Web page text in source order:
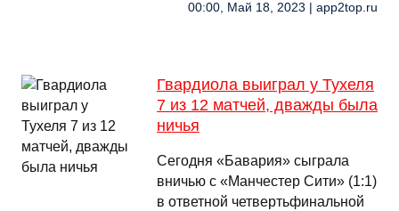
00:00, Май 18, 2023 | app2top.ru
Гвардиола выиграл у Тухеля
7 из 12 матчей, дважды была
ничья
Сегодня «Бавария» сыграла
вничью с «Манчестер Сити» (1:1)
в ответной четвертьфинальной